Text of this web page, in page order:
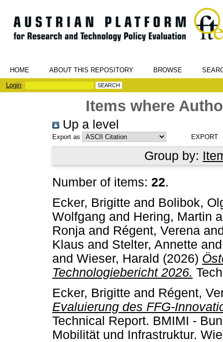
HOME ABOUT THIS REPOSITORY BROWSE
Login
Items where
Up a level
Export as
Group by:
Number of items: 22.
Ecker, Brigitte and Bolibok,
Wolfgang and Hering, Martin
Ronja and Régent, Verena
Klaus and Stelter, Annette
and Wieser, Harald (2026)
Technologiebericht 2026.
Ecker, Brigitte and Régent,
Evaluierung des FFG-
Technical Report. BMIMI -
Mobilität und Infrastruktur.